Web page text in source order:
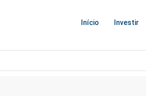
Início Investir